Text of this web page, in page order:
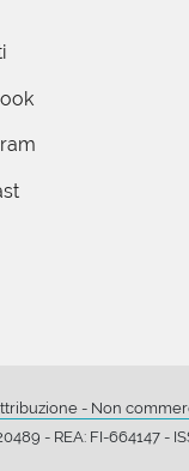
- Non
- REA: FI-664147 -